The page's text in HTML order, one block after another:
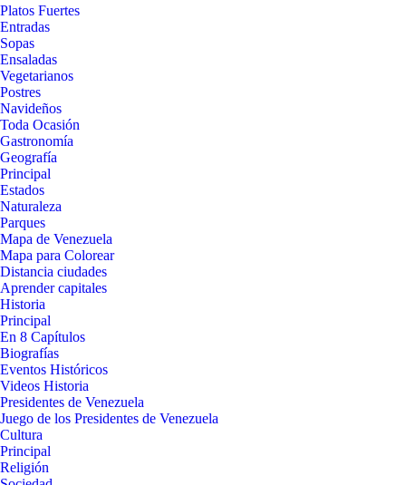
Platos Fuertes
Entradas
Sopas
Ensaladas
Vegetarianos
Postres
Navideños
Toda Ocasión
Gastronomía
Geografía
Principal
Estados
Naturaleza
Parques
Mapa de Venezuela
Mapa para Colorear
Distancia ciudades
Aprender capitales
Historia
Principal
En 8 Capítulos
Biografías
Eventos Históricos
Videos Historia
Presidentes de Venezuela
Juego de los Presidentes de Venezuela
Cultura
Principal
Religión